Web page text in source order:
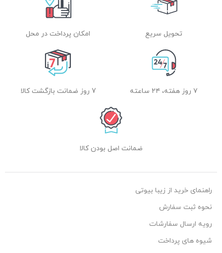
تحویل سریع امکان پرداخت در محل
۷ روز هفته، ۲۴ ساعته 7 روز ضمانت بازگشت کالا
ضمانت اصل بودن کالا
راهنمای خرید از زیبا بیوتی
نحوه ثبت سفارش
رویه ارسال سفارشات
شیوه های پرداخت